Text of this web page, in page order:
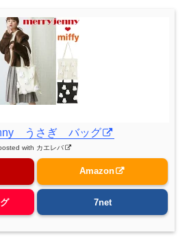
うさぎ バッグ
with カエレバ
Amazon
7net